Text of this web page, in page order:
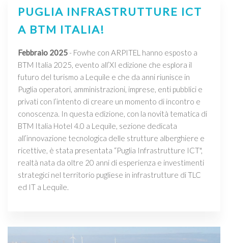
PUGLIA INFRASTRUTTURE ICT
A BTM ITALIA!
Febbraio 2025- Fowhe con ARPITEL hanno esposto a
BTM Italia 2025, evento all’XI edizione che esplora il
futuro del turismo a Lequile e che da anni riunisce in
Puglia operatori, amministrazioni, imprese, enti pubblici e
privati con l’intento di creare un momento di incontro e
conoscenza. In questa edizione, con la novità tematica di
BTM Italia Hotel 4.0 a Lequile, sezione dedicata
all’innovazione tecnologica delle strutture alberghiere e
ricettive, è stata presentata “Puglia Infrastrutture ICT",
realtà nata da oltre 20 anni di esperienza e investimenti
strategici nel territorio pugliese in infrastrutture di TLC
ed IT a Lequile.